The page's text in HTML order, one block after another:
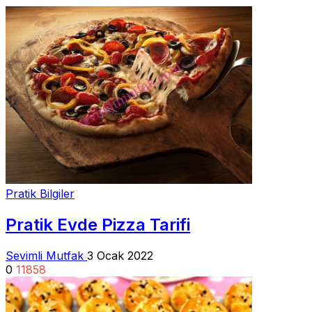
Pratik Bilgiler
Pratik Evde Pizza Tarifi
Sevimli Mutfak 3 Ocak 2022
0 11858